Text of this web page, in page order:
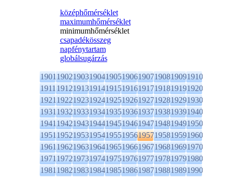
középhőmérséklet
maximumhőmérséklet
minimumhőmérséklet
csapadékösszeg
napfénytartam
globálsugárzás
1901190219031904190519061907190819091910
1911191219131914191519161917191819191920
1921192219231924192519261927192819291930
1931193219331934193519361937193819391940
1941194219431944194519461947194819491950
1951195219531954195519561957195819591960
1961196219631964196519661967196819691970
1971197219731974197519761977197819791980
1981198219831984198519861987198819891990